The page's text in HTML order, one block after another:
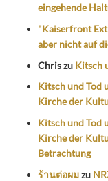
eingehende
"Kaiserfront
aber nicht auf
Chriszu Kitsch
Kitsch und Tod
Kirche der
Kitsch und Tod
Kirche der
Betrachtung
ร้านต่อผมzu